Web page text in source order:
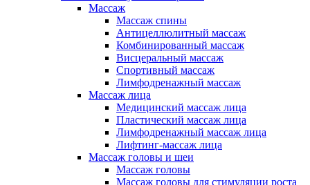
Массаж
Массаж спины
Антицеллюлитный массаж
Комбинированный массаж
Висцеральный массаж
Спортивный массаж
Лимфодренажный массаж
Массаж лица
Медицинский массаж лица
Пластический массаж лица
Лимфодренажный массаж лица
Лифтинг-массаж лица
Массаж головы и шеи
Массаж головы
Массаж головы для стимуляции роста